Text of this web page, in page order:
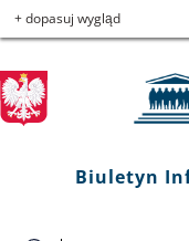
Przejdź
do
menu
głównego
Przejdź
do
treści
Przejdź
to
informacji
o
kontakcie
Przejdź
do
mapy
serwisu
Biuletyn
RPO
+ dopasuj wygląd
Biuletyn